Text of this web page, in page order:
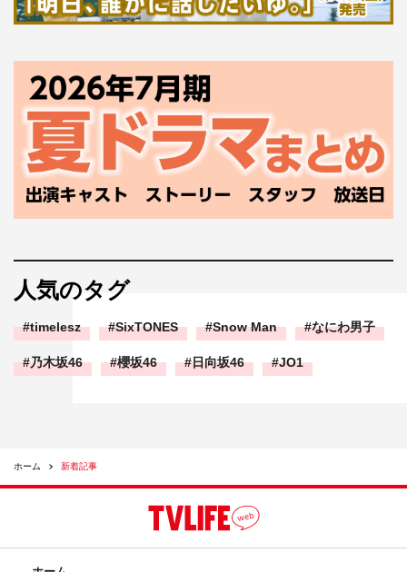
人気のタグ
timelesz SixTONES Snow Man なにわ男子
乃木坂46 櫻坂46 日向坂46 JO1
ホーム 新着記事